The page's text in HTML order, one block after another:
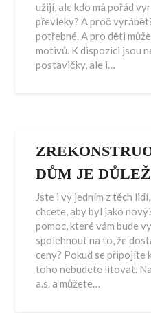
užijí, ale kdo má pořád
převleky? A proč
potřebné. A pro děti
motivů. K dispozici jsou
postavičky, ale i…
DŮM JE
Jste i vy jedním z těch
chcete, aby byl jako
pomoc, které vám bude
spolehnout na to, že
ceny? Pokud se připojíte
toho nebudete litovat.
a.s. a můžete…